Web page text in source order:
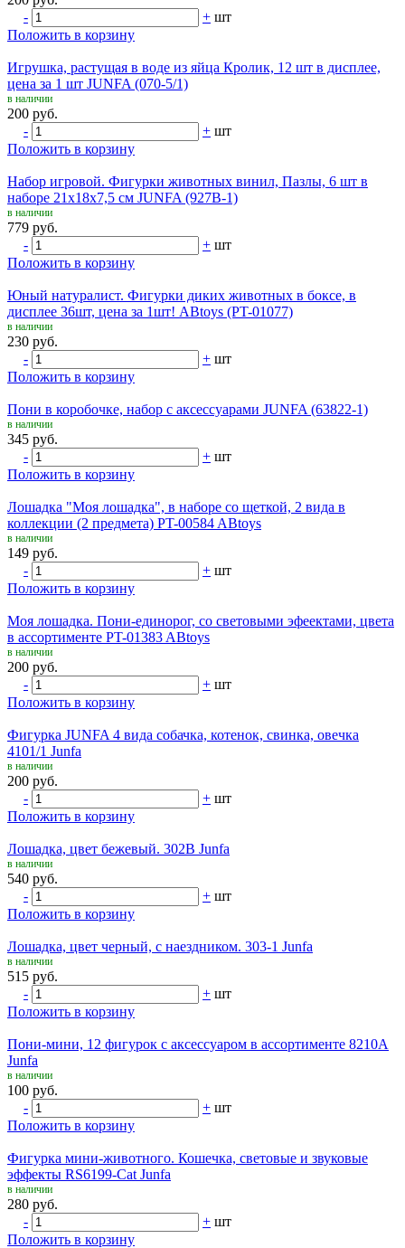
-
+ шт
Положить в корзину
Игрушка, растущая в воде из яйца Кролик, 12 шт в дисплее,
цена за 1 шт JUNFA (070-5/1)
в наличии
200 руб.
-
+ шт
Положить в корзину
Набор игровой. Фигурки животных винил, Пазлы, 6 шт в
наборе 21х18х7,5 см JUNFA (927B-1)
в наличии
779 руб.
-
+ шт
Положить в корзину
Юный натуралист. Фигурки диких животных в боксе, в
дисплее 36шт, цена за 1шт! ABtoys (PT-01077)
в наличии
230 руб.
-
+ шт
Положить в корзину
Пони в коробочке, набор с аксессуарами JUNFA (63822-1)
в наличии
345 руб.
-
+ шт
Положить в корзину
Лошадка "Моя лошадка", в наборе со щеткой, 2 вида в
коллекции (2 предмета) PT-00584 ABtoys
в наличии
149 руб.
-
+ шт
Положить в корзину
Моя лошадка. Пони-единорог, со световыми эфеектами, цвета
в ассортименте PT-01383 ABtoys
в наличии
200 руб.
-
+ шт
Положить в корзину
Фигурка JUNFA 4 вида собачка, котенок, свинка, овечка
4101/1 Junfa
в наличии
200 руб.
-
+ шт
Положить в корзину
Лошадка, цвет бежевый. 302B Junfa
в наличии
540 руб.
-
+ шт
Положить в корзину
Лошадка, цвет черный, с наездником. 303-1 Junfa
в наличии
515 руб.
-
+ шт
Положить в корзину
Пони-мини, 12 фигурок с аксессуаром в ассортименте 8210A
Junfa
в наличии
100 руб.
-
+ шт
Положить в корзину
Фигурка мини-животного. Кошечка, световые и звуковые
эффекты RS6199-Cat Junfa
в наличии
280 руб.
-
+ шт
Положить в корзину